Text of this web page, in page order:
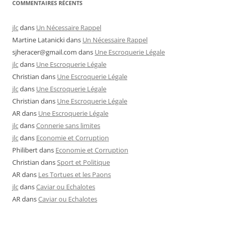
COMMENTAIRES RÉCENTS
jlcdans Un Nécessaire Rappel
Martine Latanickidans Un Nécessaire Rappel
sjheracer@gmail.com dans Une Escroquerie Légale
jlcdans Une Escroquerie Légale
Christian dans Une Escroquerie Légale
jlcdans Une Escroquerie Légale
Christian dans Une Escroquerie Légale
ARdans Une Escroquerie Légale
jlcdansConnerie sans limites
jlcdans Economie et Corruption
Philibertdans Economie et Corruption
Christian dansSport et Politique
ARdans Les Tortues et les Paons
jlcdansCaviar ou Echalotes
ARdansCaviar ou Echalotes